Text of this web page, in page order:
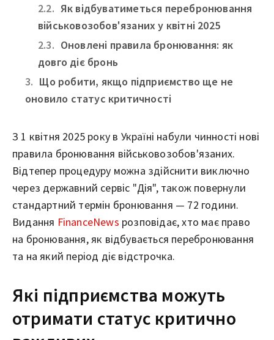
Як відбуватиметься перебронювання
військовозобов'язаних у квітні 2025
Оновлені правила бронювання: як
довго діє бронь
Що робити, якщо підприємство ще не
оновило статус критичності
З 1 квітня 2025 року в Україні набули чинності нові
правила бронювання військовозобов'язаних.
Відтепер процедуру можна здійснити виключно
через державний сервіс "Дія", також повернули
стандартний термін бронювання — 72 години.
Видання FinanceNews розповідає, хто має право
на бронювання, як відбувається перебронювання
та на який період діє відстрочка.
Які підприємства можуть
отримати статус критично